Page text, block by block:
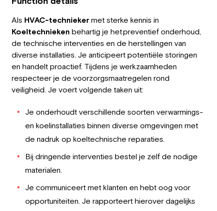
Als HVAC-technieker met sterke kennis in
Koeltechnieken behartig je het preventief onderhoud,
de technische interventies en de herstellingen van
diverse installaties. Je anticipeert potentiële storingen
en handelt proactief. Tijdens je werkzaamheden
respecteer je de voorzorgsmaatregelen rond
veiligheid. Je voert volgende taken uit:
Je onderhoudt verschillende soorten verwarmings-
en koelinstallaties binnen diverse omgevingen met
de nadruk op koeltechnische reparaties.
Bij dringende interventies bestel je zelf de nodige
materialen.
Je communiceert met klanten en hebt oog voor
opportuniteiten. Je rapporteert hierover dagelijks